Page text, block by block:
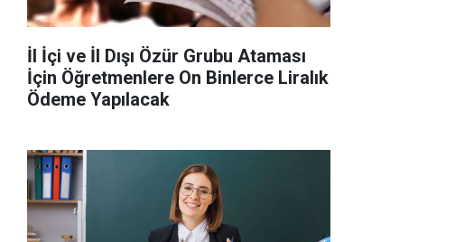
İl İçi ve İl Dışı Özür Grubu Ataması
İçin Öğretmenlere On Binlerce Liralık
Ödeme Yapılacak